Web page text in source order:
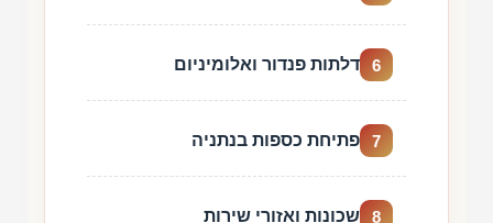
6 דלתות פנדור ואלומיניום
7 פתיחת כספות בנתניה
8 שכונות ואזורי שירות